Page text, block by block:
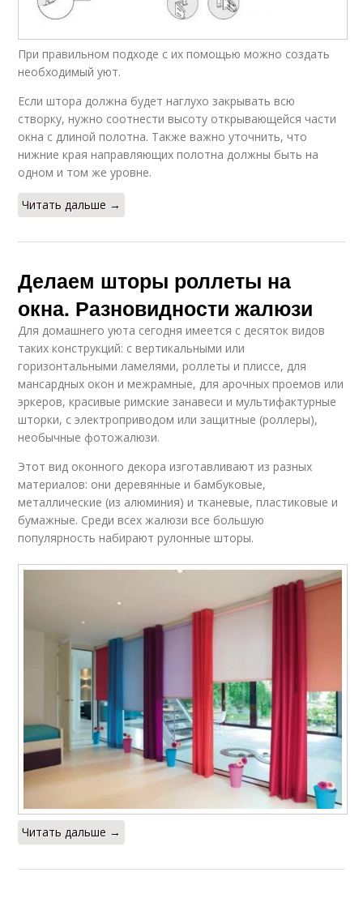
При правильном подходе с их помощью можно создать
необходимый уют.
Если штора должна будет наглухо закрывать всю
створку, нужно соотнести высоту открывающейся части
окна с длиной полотна. Также важно уточнить, что
нижние края направляющих полотна должны быть на
одном и том же уровне.
Читать дальше →
Делаем шторы роллеты на
окна. Разновидности жалюзи
Для домашнего уюта сегодня имеется с десяток видов
таких конструкций: с вертикальными или
горизонтальными ламелями, роллеты и плиссе, для
мансардных окон и межрамные, для арочных проемов или
эркеров, красивые римские занавеси и мультифактурные
шторки, с электроприводом или защитные (роллеры),
необычные фотожалюзи.
Этот вид оконного декора изготавливают из разных
материалов: они деревянные и бамбуковые,
металлические (из алюминия) и тканевые, пластиковые и
бумажные. Среди всех жалюзи все большую
популярность набирают рулонные шторы.
Читать дальше →